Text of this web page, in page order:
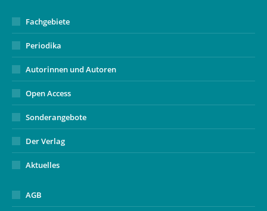
Fachgebiete
Periodika
Autorinnen und Autoren
Open Access
Sonderangebote
Der Verlag
Aktuelles
AGB